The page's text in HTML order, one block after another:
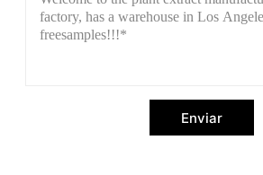
Enviar